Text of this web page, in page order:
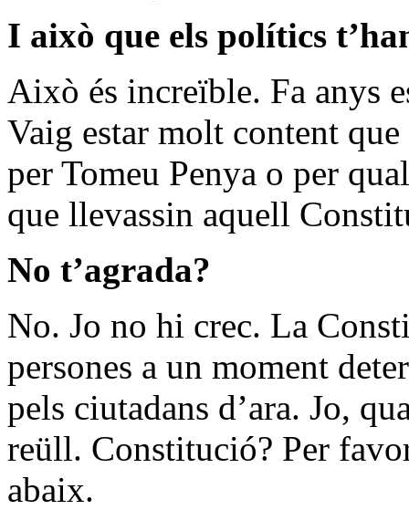
I això que els polítics
Això és increïble. Fa anys
Vaig estar molt content
per Tomeu Penya o per
que llevassin aquell
No t’agrada?
No. Jo no hi crec. La
persones a un moment
pels ciutadans d’ara. Jo,
reüll. Constitució? Per
abaix.